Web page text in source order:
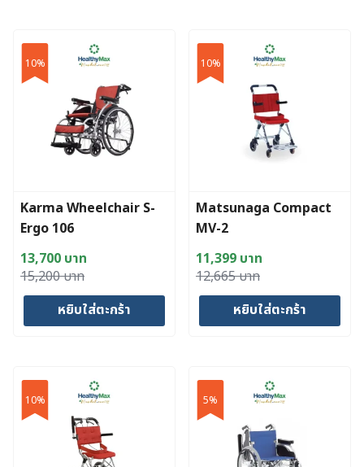
10%
Karma Wheelchair S-
Ergo 106
15,200บาท
Original
price
13,700 บาท
Current
price
หยิบใส่ตะกร้า
10%
Matsunaga Compact
MV-2
12,665บาท
Original
price
11,399 บาท
Current
price
หยิบใส่ตะกร้า
10% 5%